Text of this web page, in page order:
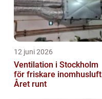
12 juni 2026
Ventilation i Stockholm
för friskare inomhusluft
Året runt